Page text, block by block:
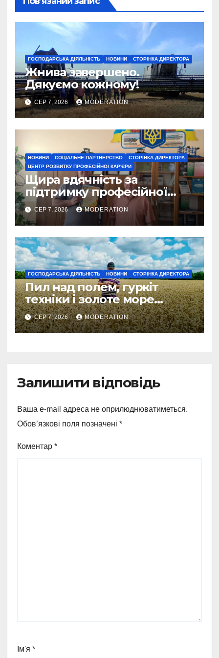
ГОСПОДАРСЬКА ДІЯЛЬНІСТЬ НОВИНИ СТОРІНКА ДИРЕКТОРА
Жнива завершено.
Дякуємо кожному!
СЕР 7, 2026 MODERATION
НОВИНИ СОЦІАЛЬНЕ ПАРТНЕРСТВО
СТОРІНКА ДИРЕКТОРА
ЦЕНТР РОЗВИТКУ ПРОФЕСІЙНОЇ КАР'ЄРИ
Щира вдячність за
підтримку професійної
освіти
СЕР 7, 2026 MODERATION
ГОСПОДАРСЬКА ДІЯЛЬНІСТЬ НОВИНИ СТОРІНКА ДИРЕКТОРА
Пил над полем, гуркіт
техніки і золоте море
колосся — так виглядає
справжнє українське літо
СЕР 7, 2026 MODERATION
Залишити відповідь
Ваша e-mail адреса не оприлюднюватиметься.
Обов’язкові поля позначені *
Коментар *
Ім'я *